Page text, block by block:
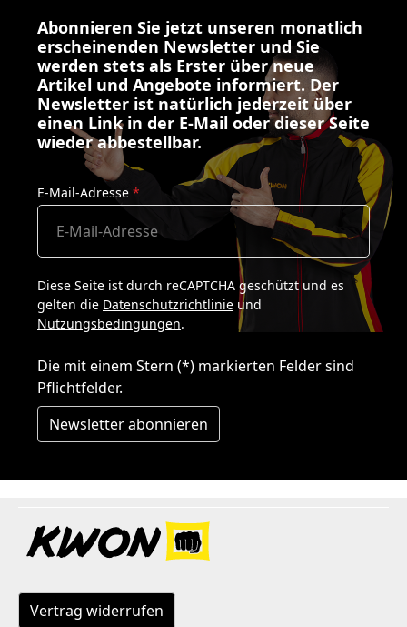
Abonnieren Sie jetzt unseren monatlich
erscheinenden Newsletter und Sie
werden stets als Erster über neue
Artikel und Angebote informiert. Der
Newsletter ist natürlich jederzeit über
einen Link in der E-Mail oder dieser Seite
wieder abbestellbar.
E-Mail-Adresse *
Diese Seite ist durch reCAPTCHA geschützt und es
gelten die Datenschutzrichtlinie und
Nutzungsbedingungen.
Die mit einem Stern (*) markierten Felder sind
Pflichtfelder.
Newsletter abonnieren
Vertrag widerrufen